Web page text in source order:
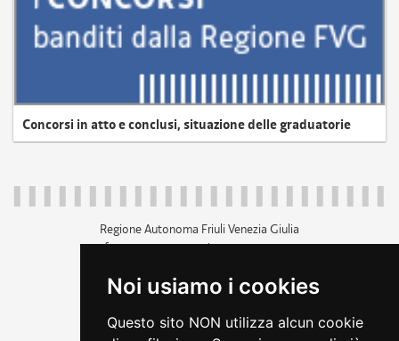
Noi usiamo i cookies
Questo sito NON utilizza alcun cookie
Concorsi in atto e conclusi, situazione delle graduatorie
Regione Autonoma Friuli Venezia Giulia
c.f. 80014930327; p.iva 00526040324
+39 040 3771111